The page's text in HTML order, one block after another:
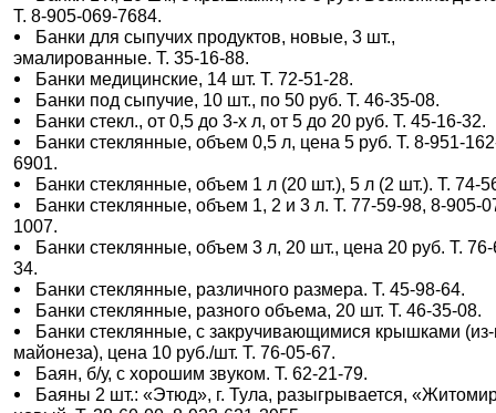
Т. 8-905-069-7684.
Банки для сыпучих продуктов, новые, 3 шт.,
эмалированные. Т. 35-16-88.
Банки медицинские, 14 шт. Т. 72-51-28.
Банки под сыпучие, 10 шт., по 50 руб. Т. 46-35-08.
Банки стекл., от 0,5 до 3-х л, от 5 до 20 руб. Т. 45-16-32.
Банки стеклянные, объем 0,5 л, цена 5 руб. Т. 8-951-
6901.
Банки стеклянные, объем 1 л (20 шт.), 5 л (2 шт.). Т. 74-
Банки стеклянные, объем 1, 2 и 3 л. Т. 77-59-98, 8-905-
1007.
Банки стеклянные, объем 3 л, 20 шт., цена 20 руб. Т.
34.
Банки стеклянные, различного размера. Т. 45-98-64.
Банки стеклянные, разного объема, 20 шт. Т. 46-35-08.
Банки стеклянные, с закручивающимися крышками
майонеза), цена 10 руб./шт. Т. 76-05-67.
Баян, б/у, с хорошим звуком. Т. 62-21-79.
Баяны 2 шт.: «Этюд», г. Тула, разыгрывается,